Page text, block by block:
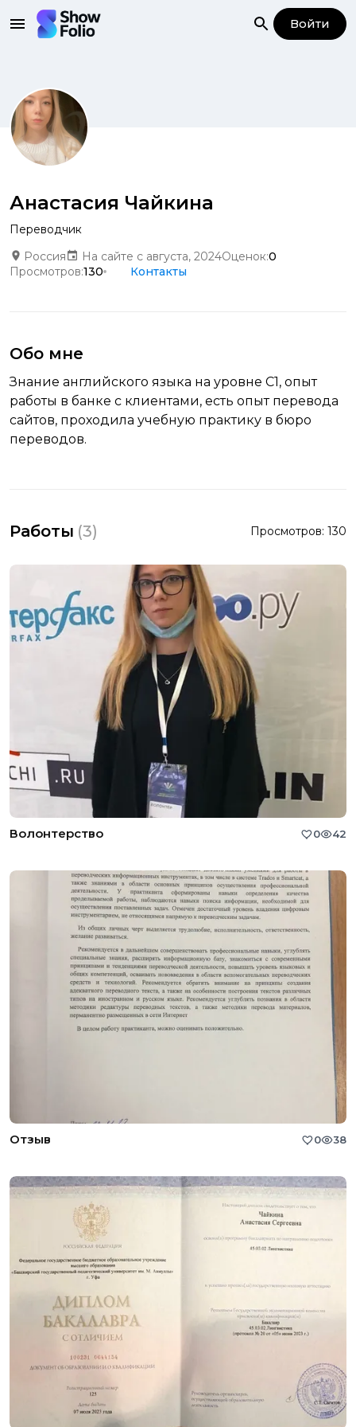
Войти
Анастасия Чайкина
Переводчик
Россия
На сайте с августа, 2024Оценок:0
Просмотров:130 Контакты
Обо мне
Знание английского языка на уровне С1, опыт
работы в банке с клиентами, есть опыт перевода
сайтов, проходила учебную практику в бюро
переводов.
Работы (3) Просмотров: 130
Волонтерство 0 42
Отзыв 0 38